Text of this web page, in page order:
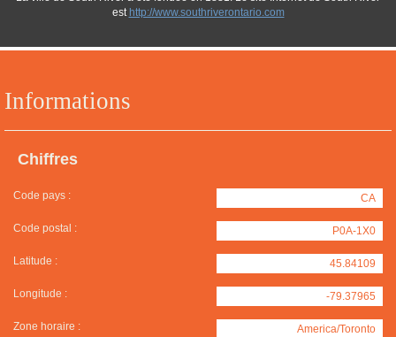
Informations
Chiffres
Code pays : CA
Code postal : P0A-1X0
Latitude : 45.84109
Longitude : -79.37965
Zone horaire : America/Toronto
est http://www.southriverontario.com